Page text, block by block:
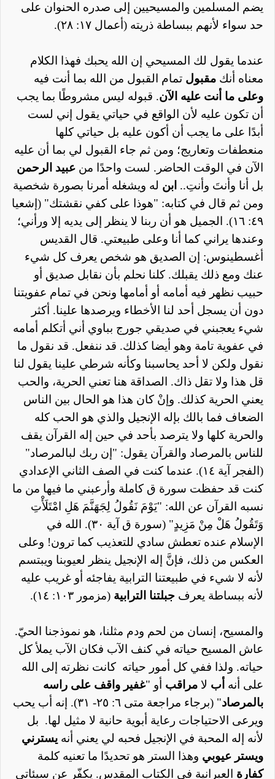
يضم المسلمين والمسيحيين إلى صدره الحنوان على
حد سواء لأنهم ببساطة ذريته (أعمال ١٧: ٢٨).
عندما يقول لك المسيحي إن الله يحبك فهذا الكلام
معناه أنك مقبول تمام القبول من الله بما أنت فيه
وعلى ما أنت عليه الآن. قبوله ليس مشروطًا بما يجب
أن تكون عليه لأن الواقع في حياتي يقول إني لست
أبدًا على ما يجب أن أكون عليه بل حياتي كلها
منعطفات وتعاريج؛ ومن ثم جاء القبول لي بما أن عليه
الآن في الوقت الحاضر. لست واحدًا من عبيد الرحمن
بل أنا وأنتَ وأنتِ.. ابن له ويشغله أمرنا بصورة شخصية
ومن ثم قال في كتابه: "هوذا على كفي نقشتك" (إشعيا
٤٩: ١٦). الجميل هو أن ربنا
لا ينظر إلى يديه إلا ورأني؛
وعندها يراني كما أنا وعلى طبيعتي. قال القديس
أغسطينوس: إن الصديق هو شخص يعرف كل شيء
عنك ومع ذلك يقبلك. كلنا نحلم بأن نقابل صديق أو
حبيب نظهر فيه أمامه أو أمامها ونحن في تمام عفويتنا
دون أن يسجل أحد لنا الأخطاء ويرصدها علينا. أكثر
شيء يعجبني في صديقي جورج بباوي أني أتكلم أمامه
في عفوية تامة وهو أيضا كذلك. قد ننفعل. قد نقول ما
نقول ولكن لا أحد يحاسبنا وكأنه شرطي علينا يقول لنا
قل هذا ولا تقل ذاك. الصداقة هنا تعني الحرية، والحب
يعني الحرية كذلك. وإنْ كان هذا هو الحال بين الناس
الضعاف فما بالك بإله الإنجيل والذي هو الحب كله
والحرية كلها ولا يترصد بأحد في حين إله القرآن يقف
للناس بالمرصاد والقرآن يقول: "إن ربك لبالمرصاد"
(الفجر آية ١٤). عندما كنت في الصف الثاني الإعدادي
كنت قد حفظت سورة ق كاملة وأرعبني ما فيها من ما
نسبه القرآن عن الله: "يَوْمَ نَقُولُ لِجَهَنَّمَ هَلِ امْتَلَأْتِ
وَتَقُولُ هَلْ مِنْ مَزِيدٍ" (سورة ق آية ٣٠). الله في
الإسلام عنده تعطش سادي للتعذيب كما ترون! وعلى
العكس من ذلك، فإنَّ إله الإنجيل ينظر لعيوبنا ويبتسم
لأنه لا شيء في طبيعتنا الترابية يفاجئه أو غريب عليه
لأنه ببساطة يعرف جبلتنا الترابية (مزمور ١٠٣: ١٤).
والمسيح، إنسان من لحم ودم مثلنا، هو نموذجنا الحيّ.
عاش المسيح حياته في كنف الآب فكان الآب يملأ كل
حياته. ولذا ففي كل أمور حياته كانت نظرته إلى الله
على أنه أب لا مراقب أو "غفير واقف على راسه
بالمرصاد
" (برجاء مراجعة متى ٦: ٢٥- ٣١). إنه أب يحب
ويرعى الاحتياجات رعاية أبوية حانية لا مثيل لها. بل
لأنه إله المحبة في الإنجيل فحبه لي يعني أنه يسترني
ويستر عيوبي وهذا الستر هو تحديدًا ما تعنيه كلمة
كفارة العبرانية في الكتاب المقدس. يكفّر عن سيئاتي